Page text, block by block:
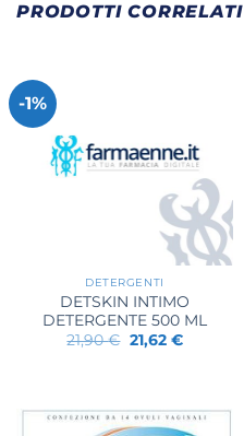
PRODOTTI CORRELATI
-1%
DETERGENTI
DETSKIN INTIMO
DETERGENTE 500 ML
21,90€ Il
prezzo
21,62 €Il